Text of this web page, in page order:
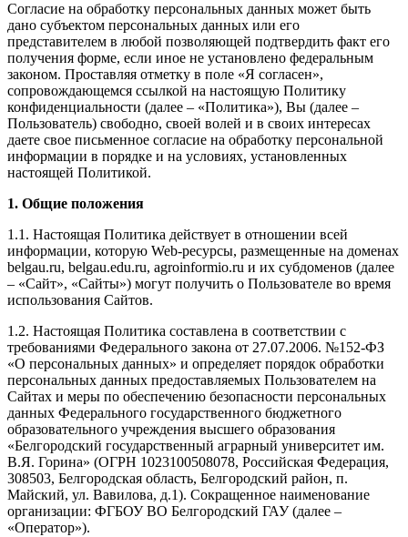
Согласие на обработку персональных данных может быть
дано субъектом персональных данных или его
представителем в любой позволяющей подтвердить факт его
получения форме, если иное не установлено федеральным
законом. Проставляя отметку в поле «Я согласен»,
сопровождающемся ссылкой на настоящую Политику
конфиденциальности (далее – «Политика»), Вы (далее –
Пользователь) свободно, своей волей и в своих интересах
даете свое письменное согласие на обработку персональной
информации в порядке и на условиях, установленных
настоящей Политикой.
1. Общие положения
1.1. Настоящая Политика действует в отношении всей
информации, которую Web-ресурсы, размещенные на доменах
belgau.ru, belgau.edu.ru, agroinformio.ru и их субдоменов (далее
– «Сайт», «Сайты») могут получить о Пользователе во время
использования Сайтов.
1.2. Настоящая Политика составлена в соответствии с
требованиями Федерального закона от 27.07.2006. №152-ФЗ
«О персональных данных» и определяет порядок обработки
персональных данных предоставляемых Пользователем на
Сайтах и меры по обеспечению безопасности персональных
данных Федерального государственного бюджетного
образовательного учреждения высшего образования
«Белгородский государственный аграрный университет им.
В.Я. Горина» (ОГРН 1023100508078, Российская Федерация,
308503, Белгородская область, Белгородский район, п.
Майский, ул. Вавилова, д.1). Сокращенное наименование
организации: ФГБОУ ВО Белгородский ГАУ (далее –
«Оператор»).